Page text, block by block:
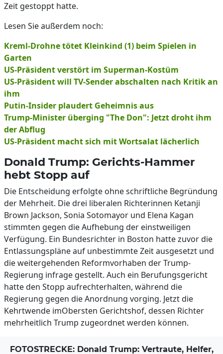
Zeit gestoppt hatte.
Lesen Sie außerdem noch:
Kreml-Drohne tötet Kleinkind (1) beim Spielen in
Garten
US-Präsident verstört im Superman-Kostüm
US-Präsident will TV-Sender abschalten nach Kritik an
ihm
Putin-Insider plaudert Geheimnis aus
Trump-Minister überging "The Don": Jetzt droht ihm
der Abflug
US-Präsident macht sich mit Wortsalat lächerlich
Donald Trump: Gerichts-Hammer
hebt Stopp auf
Die Entscheidung erfolgte ohne schriftliche Begründung
der Mehrheit. Die drei liberalen Richterinnen Ketanji
Brown Jackson, Sonia Sotomayor und Elena Kagan
stimmten gegen die Aufhebung der einstweiligen
Verfügung. Ein Bundesrichter in Boston hatte zuvor die
Entlassungspläne auf unbestimmte Zeit ausgesetzt und
die weitergehenden Reformvorhaben der Trump-
Regierung infrage gestellt. Auch ein Berufungsgericht
hatte den Stopp aufrechterhalten, während die
Regierung gegen die Anordnung vorging. Jetzt die
Kehrtwende imObersten Gerichtshof, dessen Richter
mehrheitlich Trump zugeordnet werden können.
FOTOSTRECKE: Donald Trump: Vertraute, Helfer,